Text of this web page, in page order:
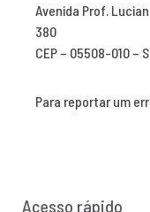
Avenida Prof.
380
CEP – 05508-010 –
Para reportar um
Acesso rápido